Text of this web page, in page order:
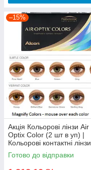
–15%
Акція Кольорові лінзи Air
Optix Color (2 шт в уп) |
Кольорові контактні лінзи
Готово до відправки